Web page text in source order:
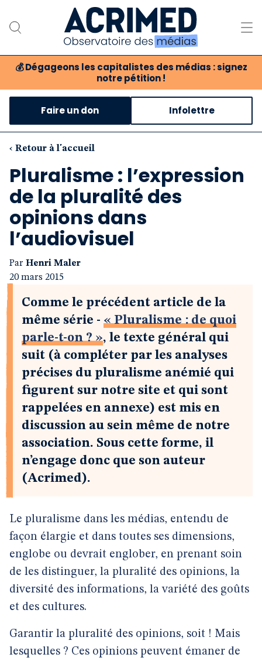
💰 Dégageons les capitalistes des médias : signez
notre pétition !
Notre association
Notre critique des médias
Nos propositions
Notre revue
Boutique
Faire un don Infolettre
‹ Retour à l'accueil
Pluralisme : l’expression
de la pluralité des
opinions dans
l’audiovisuel
Par Henri Maler
20 mars 2015
Comme le précédent article de la
même série - « Pluralisme : de quoi
parle-t-on ? », le texte général qui
suit (à compléter par les analyses
précises du pluralisme anémié qui
figurent sur notre site et qui sont
rappelées en annexe) est mis en
discussion au sein même de notre
association. Sous cette forme, il
n’engage donc que son auteur
(Acrimed).
Le pluralisme dans les médias, entendu de
façon élargie et dans toutes ses dimensions,
englobe ou devrait englober, en prenant soin
de les distinguer, la pluralité des opinions, la
diversité des informations, la variété des goûts
et des cultures.
Garantir la pluralité des opinions, soit ! Mais
lesquelles ? Ces opinions peuvent émaner de